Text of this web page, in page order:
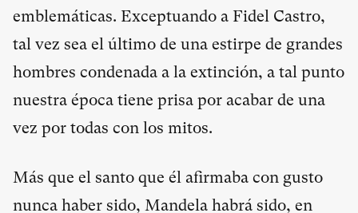
emblemáticas. Exceptuando a Fidel Castro,
tal vez sea el último de una estirpe de grandes
hombres condenada a la extinción, a tal punto
nuestra época tiene prisa por acabar de una
vez por todas con los mitos.
Más que el santo que él afirmaba con gusto
nunca haber sido, Mandela habrá sido, en